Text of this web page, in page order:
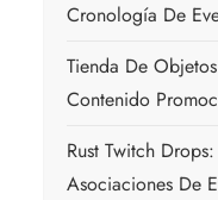
Cronología De
Tienda De
Contenido
Rust Twitch
Asociaciones De